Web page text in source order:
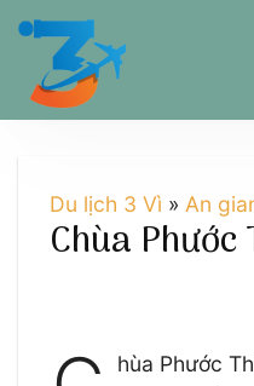
Chuyển
dung
Du lịch 3 Vì » An
Chùa
hùa Phước